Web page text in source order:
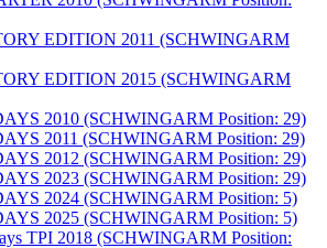
EDITION 2011 (SCHWINGARM
EDITION 2015 (SCHWINGARM
2010 (SCHWINGARM Position: 29)
2011 (SCHWINGARM Position: 29)
2012 (SCHWINGARM Position: 29)
2023 (SCHWINGARM Position: 29)
2024 (SCHWINGARM Position: 5)
2025 (SCHWINGARM Position: 5)
TPI 2018 (SCHWINGARM Position: